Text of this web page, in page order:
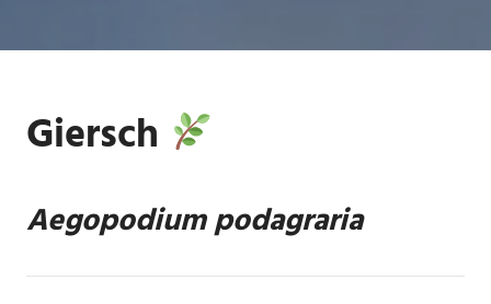
Giersch
Aegopodium podagraria